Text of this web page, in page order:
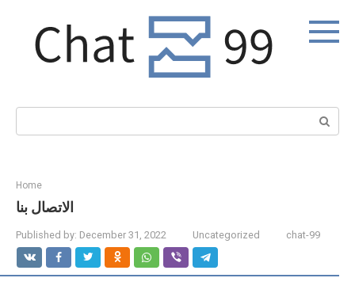
content
Search:
Home
الاتصال بنا
Published by: December 31, 2022 Uncategorized chat-99